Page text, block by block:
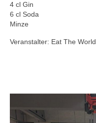
4 cl Gin
6 cl Soda
Minze
Veranstalter: Eat The World